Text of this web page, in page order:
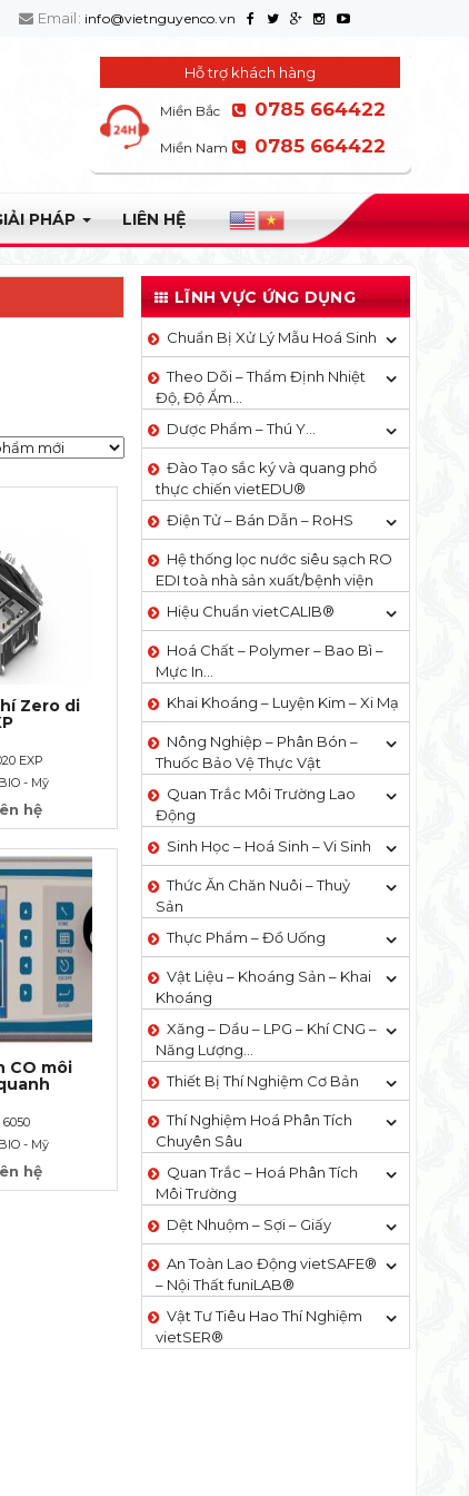
Email: info@vietnguyenco.vn
Hỗ trợ khách hàng
Miền Bắc 0785 664422
Miền Nam 0785 664422
PHÁP LIÊN HỆ
Zero di
EXP
- Mỹ
hệ
CO môi
6050
- Mỹ
hệ
LĨNH VỰC ỨNG DỤNG
Chuẩn Bị Xử Lý Mẫu Hoá Sinh
Theo Dõi – Thẩm Định Nhiệt
Độ, Độ Ẩm…
Dược Phẩm – Thú Y…
Đào Tạo sắc ký và quang phổ
thực chiến vietEDU®
Điện Tử – Bán Dẫn – RoHS
Hệ thống lọc nước siêu sạch RO
EDI​​ toà nhà sản xuất/bệnh viện
Hiệu Chuẩn vietCALIB®
Hoá Chất – Polymer – Bao Bì –
Mực In…
Khai Khoáng – Luyện Kim – Xi Mạ
Nông Nghiệp – Phân Bón –
Thuốc Bảo Vệ Thực Vật
Quan Trắc Môi Trường Lao
Động
Sinh Học – Hoá Sinh – Vi Sinh
Thức Ăn Chăn Nuôi – Thuỷ
Sản
Thực Phẩm – Đồ Uống
Vật Liệu – Khoáng Sản – Khai
Khoáng
Xăng – Dầu – LPG – Khí CNG –
Năng Lượng…
Thiết Bị Thí Nghiệm Cơ Bản
Thí Nghiệm Hoá Phân Tích
Chuyên Sâu
Quan Trắc – Hoá Phân Tích
Môi Trường
Dệt Nhuộm – Sợi – Giấy
An Toàn Lao Động vietSAFE®
– Nội Thất funiLAB®
Vật Tư Tiêu Hao Thí Nghiệm
vietSER®